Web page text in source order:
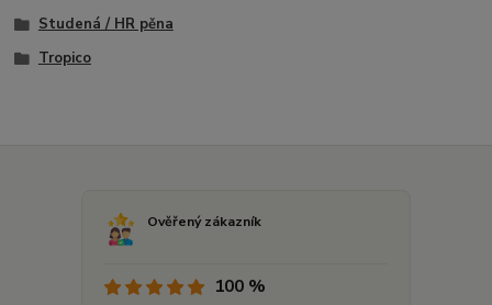
Studená / HR pěna
Tropico
Ověřený zákazník
100 %